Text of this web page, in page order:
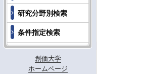
研究分野別検索
条件指定検索
創価大学
ホームページ